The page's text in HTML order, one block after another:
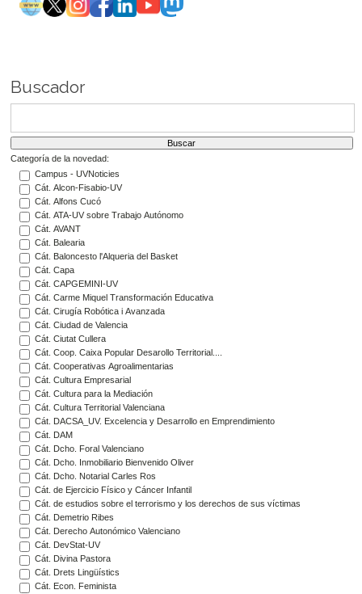
Buscador
Categoría de la novedad:
Campus - UVNoticies
Cát. Alcon-Fisabio-UV
Cát. Alfons Cucó
Cát. ATA-UV sobre Trabajo Autónomo
Cát. AVANT
Cát. Balearia
Cát. Baloncesto l'Alqueria del Basket
Cát. Capa
Cát. CAPGEMINI-UV
Cát. Carme Miquel Transformación Educativa
Cát. Cirugía Robótica i Avanzada
Cát. Ciudad de Valencia
Cát. Ciutat Cullera
Cát. Coop. Caixa Popular Desarollo Territorial....
Cát. Cooperativas Agroalimentarias
Cát. Cultura Empresarial
Cát. Cultura para la Mediación
Cát. Cultura Territorial Valenciana
Cát. DACSA_UV. Excelencia y Desarrollo en Emprendimiento
Cát. DAM
Cát. Dcho. Foral Valenciano
Cát. Dcho. Inmobiliario Bienvenido Oliver
Cát. Dcho. Notarial Carles Ros
Cát. de Ejercicio Físico y Cáncer Infantil
Cát. de estudios sobre el terrorismo y los derechos de sus víctimas
Cát. Demetrio Ribes
Cát. Derecho Autonómico Valenciano
Cát. DevStat-UV
Cát. Divina Pastora
Cát. Drets Lingüístics
Cát. Econ. Feminista